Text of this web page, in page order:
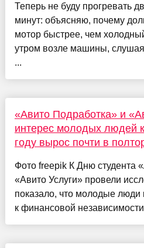
Теперь не буду прогревать
минут: объясняю, почему
мотор быстрее, чем
утром возле машины,
...
«Авито Подработка» и
интерес молодых людей
году вырос почти в
Фото freepik К Дню студента
«Авито Услуги» провели
показало, что молодые люди
к финансовой